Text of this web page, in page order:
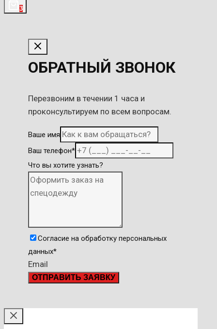
3
ОБРАТНЫЙ ЗВОНОК
Перезвоним в течении 1 часа и
проконсультируем по всем вопросам.
Ваше имя
Ваш телефон*
Что вы хотите узнать?
Согласие на обработку персональных
данных*
Email
ОТПРАВИТЬ ЗАЯВКУ